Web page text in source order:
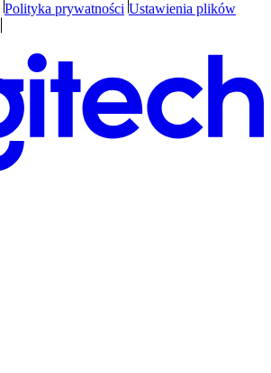
Polityka prywatności Ustawienia plików